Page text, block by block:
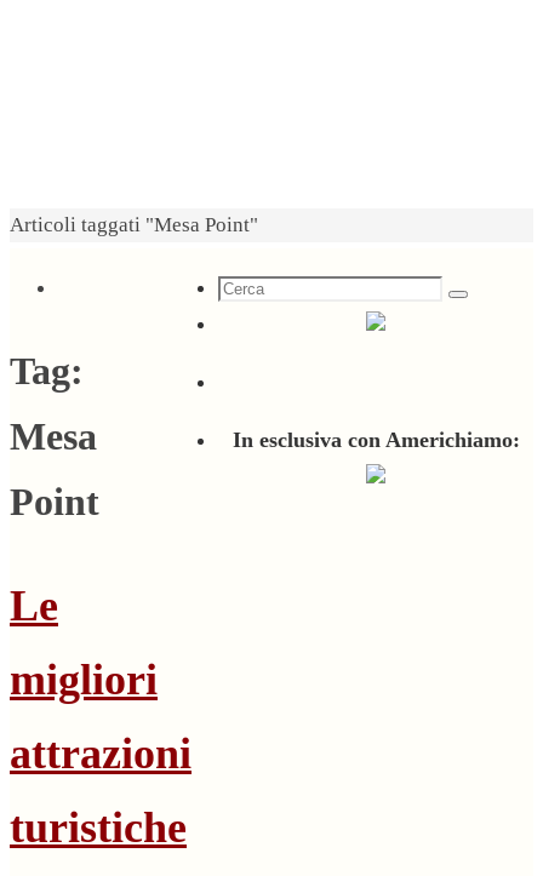
Home
Articoli taggati "Mesa Point"
Tag:
Mesa
Point
Le
migliori
attrazioni
turistiche
Cerca
Cerca
In esclusiva con Americhiamo: